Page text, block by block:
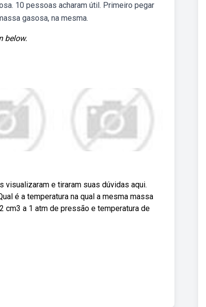
10 pessoas acharam útil. Primeiro pegar
gasosa, na mesma.
below.
visualizaram e tiraram suas dúvidas aqui.
é a temperatura na qual a mesma massa
cm3 a 1 atm de pressão e temperatura de